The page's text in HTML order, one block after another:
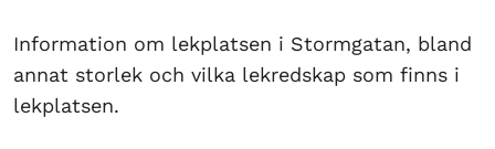
Information om lekplatsen i Stormgatan, bland
annat storlek och vilka lekredskap som finns i
lekplatsen.